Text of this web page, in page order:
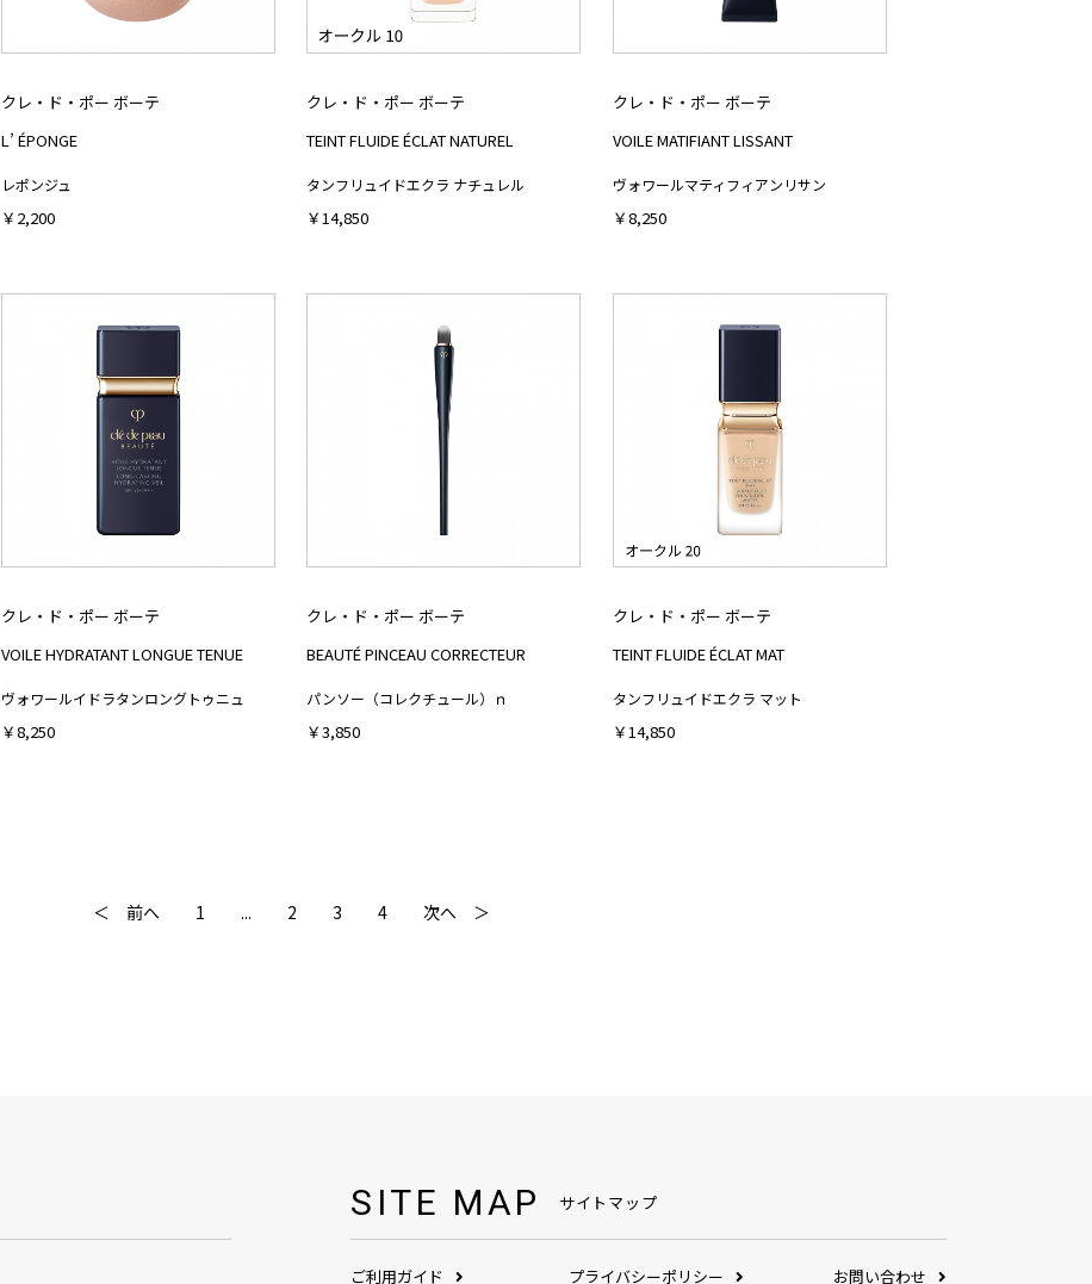
クレ・ド・ポー ボーテ
L’ ÉPONGE
レポンジュ
￥2,200
クレ・ド・ポー ボーテ
TEINT FLUIDE ÉCLAT NATUREL
タンフリュイドエクラ ナチュレル
￥14,850
クレ・ド・ポー ボーテ
VOILE MATIFIANT LISSANT
ヴォワールマティフィアンリサン
￥8,250
クレ・ド・ポー ボーテ
VOILE HYDRATANT LONGUE TENUE
ヴォワールイドラタンロングトゥニュ
￥8,250
クレ・ド・ポー ボーテ
BEAUTÉ PINCEAU CORRECTEUR
パンソー（コレクチュール）ｎ
￥3,850
クレ・ド・ポー ボーテ
TEINT FLUIDE ÉCLAT MAT
タンフリュイドエクラ マット
￥14,850
＜ 前へ 1 ... 2 3 4 次へ ＞
SITE MAP サイトマップ
ご利用ガイド プライバシーポリシー お問い合わせ